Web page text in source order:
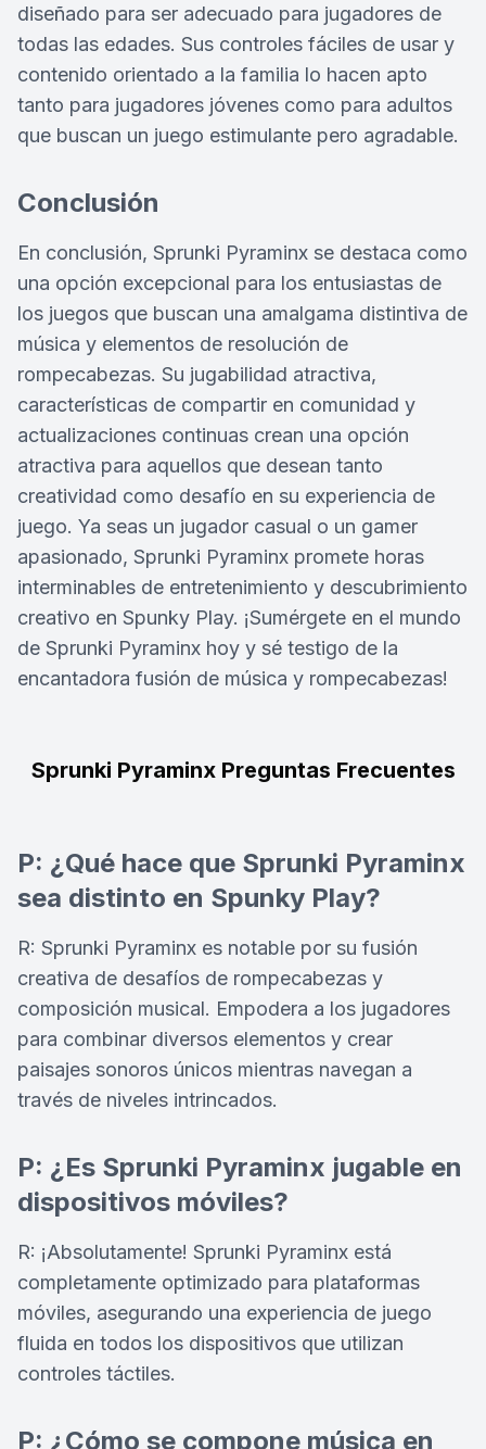
diseñado para ser adecuado para jugadores de
todas las edades. Sus controles fáciles de usar y
contenido orientado a la familia lo hacen apto
tanto para jugadores jóvenes como para adultos
que buscan un juego estimulante pero agradable.
Conclusión
En conclusión, Sprunki Pyraminx se destaca como
una opción excepcional para los entusiastas de
los juegos que buscan una amalgama distintiva de
música y elementos de resolución de
rompecabezas. Su jugabilidad atractiva,
características de compartir en comunidad y
actualizaciones continuas crean una opción
atractiva para aquellos que desean tanto
creatividad como desafío en su experiencia de
juego. Ya seas un jugador casual o un gamer
apasionado, Sprunki Pyraminx promete horas
interminables de entretenimiento y descubrimiento
creativo en Spunky Play. ¡Sumérgete en el mundo
de Sprunki Pyraminx hoy y sé testigo de la
encantadora fusión de música y rompecabezas!
Sprunki Pyraminx Preguntas Frecuentes
P: ¿Qué hace que Sprunki Pyraminx
sea distinto en Spunky Play?
R: Sprunki Pyraminx es notable por su fusión
creativa de desafíos de rompecabezas y
composición musical. Empodera a los jugadores
para combinar diversos elementos y crear
paisajes sonoros únicos mientras navegan a
través de niveles intrincados.
P: ¿Es Sprunki Pyraminx jugable en
dispositivos móviles?
R: ¡Absolutamente! Sprunki Pyraminx está
completamente optimizado para plataformas
móviles, asegurando una experiencia de juego
fluida en todos los dispositivos que utilizan
controles táctiles.
P: ¿Cómo se compone música en